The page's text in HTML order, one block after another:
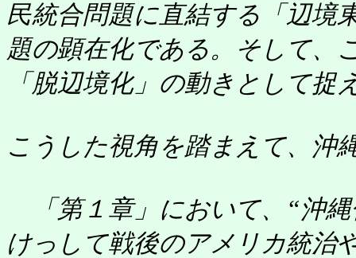
民統合問題に直結する「辺境
題の顕在化である。そして、
「脱辺境化」の動きとして捉
こうした視角を踏まえて、沖
「第１章」において、“沖
けっして戦後のアメリカ統治